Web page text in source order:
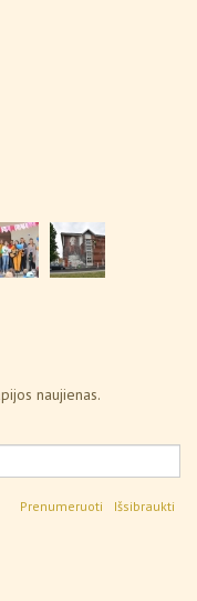
naujienas.
Išsibraukti